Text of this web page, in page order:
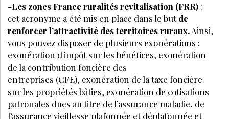
-Les zones France ruralités revitalisation (FRR) :
cet acronyme a été mis en place dans le butde
renforcer l’attractivité des territoires ruraux.Ainsi,
vous pouvez disposer de plusieurs exonérations :
exonération d'impôt sur les bénéfices, exonération
de la contribution foncière des
entreprises (CFE), exonération de la taxe foncière
sur les propriétés bâties, exonération de cotisations
patronales dues au titre de l’assurance maladie, de
l’assurance vieillesse plafonnée et déplafonnée et